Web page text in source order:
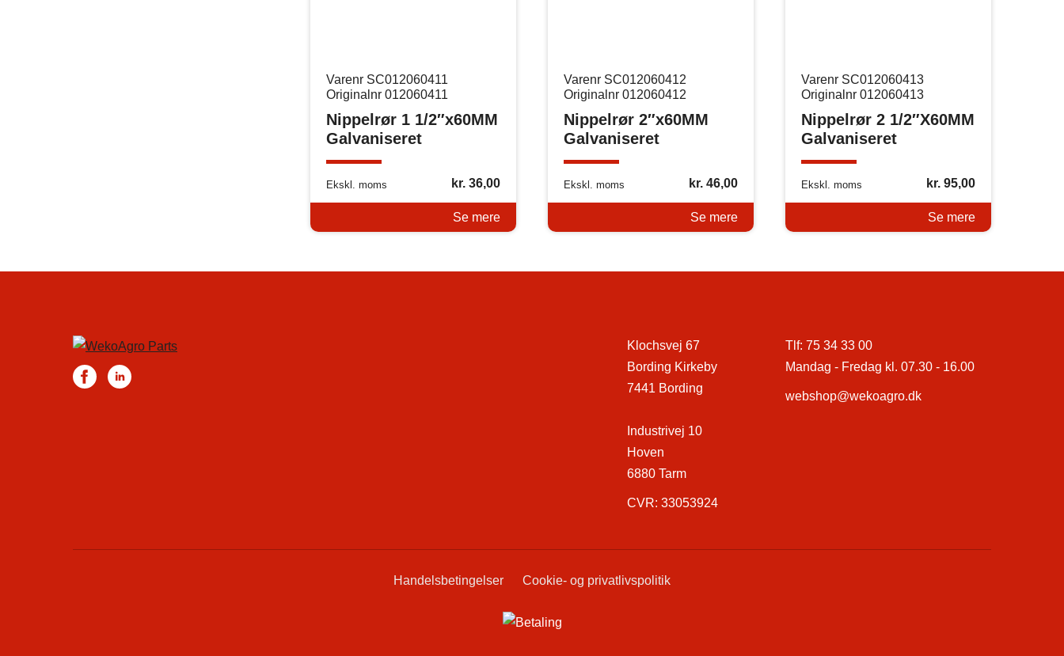
Varenr SC012060411
Originalnr 012060411
Nippelrør 1 1/2″x60MM
Galvaniseret
Ekskl. moms kr.36,00
Se mere
Varenr SC012060412
Originalnr 012060412
Nippelrør 2″x60MM
Galvaniseret
Ekskl. moms kr.46,00
Se mere
Varenr SC012060413
Originalnr 012060413
Nippelrør 2 1/2″X60MM
Galvaniseret
Ekskl. moms kr.95,00
Se mere
Klochsvej 67
Bording Kirkeby
7441 Bording
Industrivej 10
Hoven
6880 Tarm
CVR: 33053924
Tlf: 75 34 33 00
Mandag - Fredag kl. 07.30 - 16.00
webshop@wekoagro.dk
Handelsbetingelser Cookie- og privatlivspolitik